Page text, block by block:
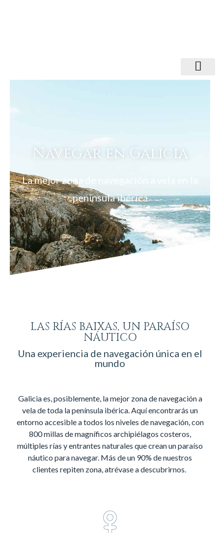
Navegar en Galicia
La mejor zona de navegación a vela en la
península ibérica
LAS RÍAS BAIXAS, UN PARAÍSO
NÁUTICO
Una experiencia de navegación única en el
mundo
Galicia es, posiblemente, la mejor zona de navegación a
vela de toda la península ibérica. Aquí encontrarás un
entorno accesible a todos los niveles de navegación, con
800 millas de magníficos archipiélagos costeros,
múltiples rías y entrantes naturales que crean un paraíso
náutico para navegar. Más de un 90% de nuestros
clientes repiten zona, atrévase a descubrirnos.